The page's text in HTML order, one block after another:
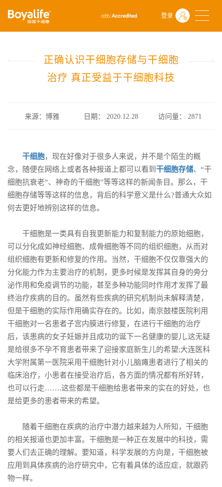
登录
首页 什么是干细胞
前沿动态
正确认识干细胞存储与干细胞治疗 真正受益于干细胞科技
正确认识干细胞存储与干细胞
治疗 真正受益于干细胞科技
来源：博雅 日期： 2020.12.28 访问量：2871
干细胞，现在好像对于很多人来说，并不是个陌生的概
念，随便在网络上或者各种报道上都可以看到 干细胞存储、“干
细胞抗衰老”、神奇的干细胞”等等这样的新闻条目。那么，干
细胞存储等等这样的信息，背后的科学意义是什么?普通大众如
何去更好地辨别这样的信息。
干细胞是一类具有自我更新能力和复制能力的原始细胞，
可以分化成如神经细胞、成骨细胞等不同的组织细胞，从而对
组织细胞有更新和修复的作用。当然，干细胞不仅仅靠强大的
分化能力作为主要治疗的机制，更多时候是发挥其自身的旁分
泌作用和免疫调节的功能，甚至多种功能同时作用才发挥了最
终治疗疾病的目的。虽然有些疾病的研究机制尚未解释清楚，
但是干细胞的实际作用确实存在的。比如，南京鼓楼医院利用
干细胞对一名患者子宫内膜进行修复，在进行干细胞的治疗
后，该患病的女子妊娠并且成功的诞下一名健康的婴儿,这无疑
是给很多不孕不育患者带来了迎接家庭新生儿的希望;大连医科
大学附属第一医院采用干细胞针对小儿脑瘫患者进行了相关的
临床治疗，小患者在接受治疗后，各方面的情况都有所好转，
也可以行走…….这些都是干细胞给患者带来的实在的好处，也
是给更多的患者带来的希望。
随着干细胞在疾病的治疗中潜力越来越为人所知，干细胞
的相关报道也更加丰富。干细胞是一种正在发展中的科技，需
要人们去正确的理解。要知道，科学发展的方向是，干细胞被
应用到具体疾病的治疗研究中，它有着具体的适应症，就跟药
物一样。